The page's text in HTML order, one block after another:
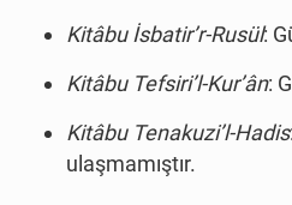
Kitâbu İsbatir’r-Rusül:
Kitâbu Tefsiri’l-Kur’ân:
Kitâbu Tenakuzi’l-Hadis
ulaşmamıştır.